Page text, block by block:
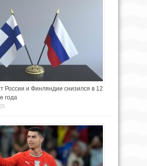
России и Финляндии снизился в 12
года